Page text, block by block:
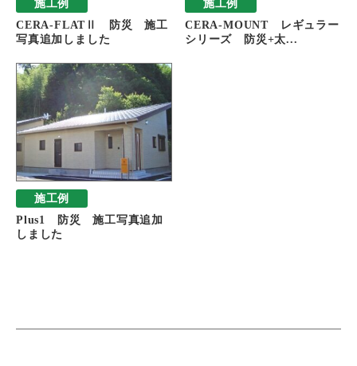
施工例
CERA-FLATⅡ 防災 施工
写真追加しました
施工例
CERA-MOUNT レギュラー
シリーズ 防災+太...
施工例
Plus1 防災 施工写真追加
しました